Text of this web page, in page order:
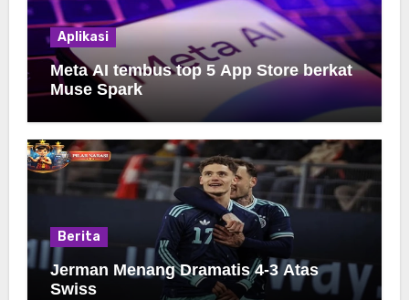
Aplikasi
Meta AI tembus top 5 App Store berkat
Muse Spark
Berita
Jerman Menang Dramatis 4-3 Atas
Swiss